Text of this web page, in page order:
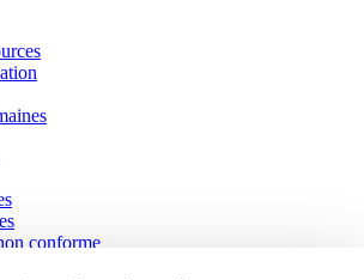
conforme